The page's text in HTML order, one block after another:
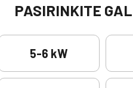
PASIRINKITE
5-6 kW